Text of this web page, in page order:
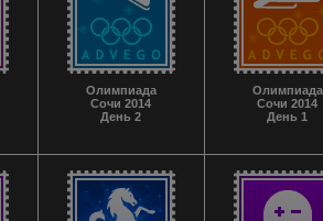
Олимпиада
Сочи 2014
День 2
Олимпиада
Сочи 2014
День 1